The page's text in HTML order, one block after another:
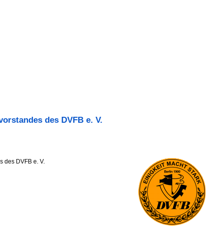
des DVFB e. V.
des DVFB e. V.